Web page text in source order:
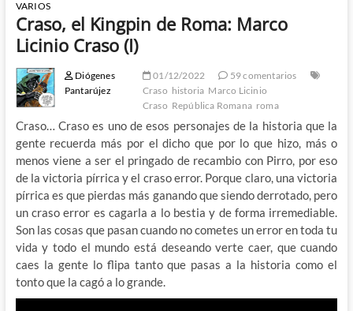
VARIOS
Craso, el Kingpin de Roma: Marco
Licinio Craso (I)
Diógenes
Pantarújez
01/12/2022
59 comentarios
Craso historia Marco Licinio
Craso República Romana roma
Craso… Craso es uno de esos personajes de la historia que la
gente recuerda más por el dicho que por lo que hizo, más o
menos viene a ser el pringado de recambio con Pirro, por eso
de la victoria pírrica y el craso error. Porque claro, una victoria
pírrica es que pierdas más ganando que siendo derrotado, pero
un craso error es cagarla a lo bestia y de forma irremediable.
Son las cosas que pasan cuando no cometes un error en toda tu
vida y todo el mundo está deseando verte caer, que cuando
caes la gente lo flipa tanto que pasas a la historia como el
tonto que la cagó a lo grande.